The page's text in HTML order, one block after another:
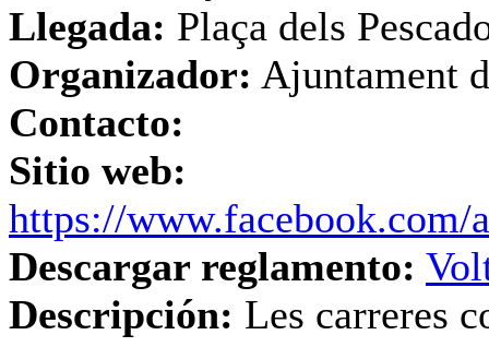
Llegada: Plaça dels
Organizador: Ajuntament
Contacto:
Sitio web:
https://www.facebook.com/
Descargar reglamento:
Descripción: Les carreres